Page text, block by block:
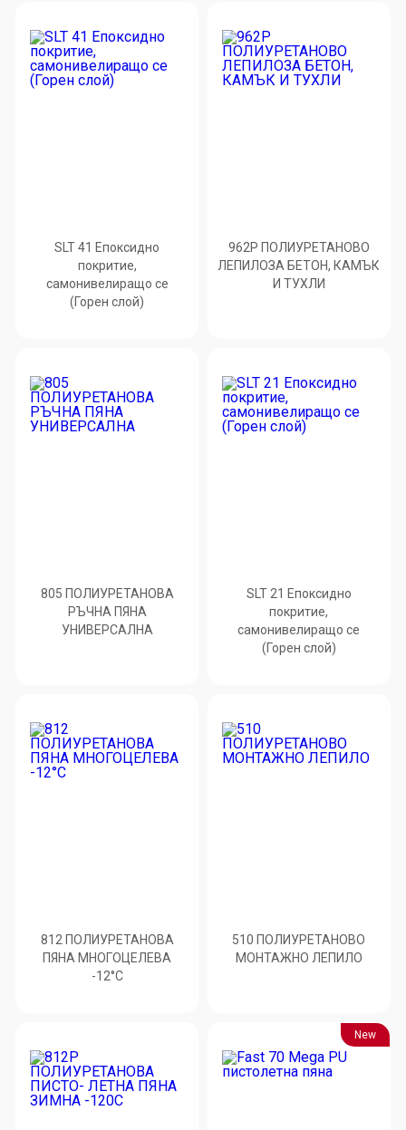
SLT 41 Епоксидно
покритие,
самонивелиращо се
(Горен слой)
962P ПОЛИУРЕТАНОВО
ЛЕПИЛОЗА БЕТОН, КАМЪК
И ТУХЛИ
805 ПОЛИУРЕТАНОВА
РЪЧНА ПЯНА
УНИВЕРСАЛНА
SLT 21 Епоксидно
покритие,
самонивелиращо се
(Горен слой)
812 ПОЛИУРЕТАНОВА
ПЯНА МНОГОЦЕЛЕВА
-12°C
510 ПОЛИУРЕТАНОВО
МОНТАЖНО ЛЕПИЛО
New